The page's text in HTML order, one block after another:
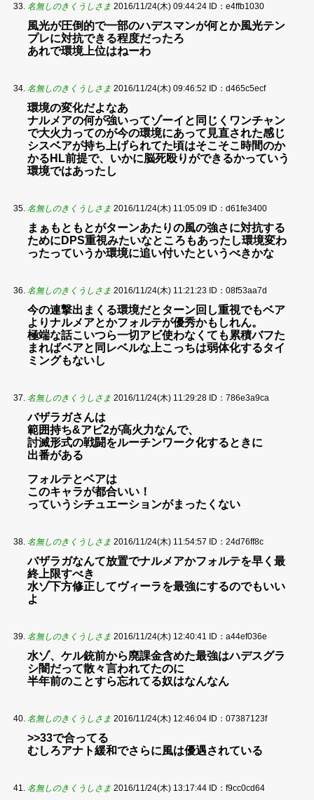
名無しのきくうしさま 2016/11/24(木) 09:44:24 ID：e4ffb1030
風光が圧倒的で一部のハデスマンが何とか風光テン
プレに対抗できる程度だったろ
あれで環境上位はねーわ
名無しのきくうしさま 2016/11/24(木) 09:46:52 ID：d465c5ecf
環境の変化だよなあ
ナルメアの何が強いってゾーイと同じくワンチャン
で大火力ってのが今の環境にあって見直された感じ
シスベアが持ち上げられてた頃はそこそこ時間のか
かるHL前提で、いかに脳死殴りができるかっていう
環境ではあったし
名無しのきくうしさま 2016/11/24(木) 11:05:09 ID：d61fe3400
まぁもともとがターンあたりの風の強さに対抗する
ためにDPS重視みたいなところもあったし環境変わ
ったっていうか環境に追い付いたというべきかな
名無しのきくうしさま 2016/11/24(木) 11:21:23 ID：08f53aa7d
今の連撃出まくる環境だとターン回し重視でもベア
よりナルメアとかフォルテが優秀かもしれん。
極端な話こいつら一切アビ使わなくても累積バフた
まればベアと同レベルな上こっちは弱体化するタイ
ミングもないし
名無しのきくうしさま 2016/11/24(木) 11:29:28 ID：786e3a9ca
バザラガさんは
範囲持ち&アビ2が高火力なんで、
討滅形式の戦闘をルーチンワーク化するときに
出番がある
フォルテとベアは
このキャラが都合いい！
っていうシチュエーションがまったくない
名無しのきくうしさま 2016/11/24(木) 11:54:57 ID：24d76ff8c
バザラガなんて放置でナルメアかフォルテを早く最
終上限すべき
水ゾ下方修正してヴィーラを最強にするのでもいい
よ
名無しのきくうしさま 2016/11/24(木) 12:40:41 ID：a44ef036e
水ゾ、ケル銃前から廃課金含めた最強はハデスグラ
シ闇だって散々言われてたのに
半年前のことすら忘れてる奴はなんなん
名無しのきくうしさま 2016/11/24(木) 12:46:04 ID：07387123f
>>33で合ってる
むしろアナト緩和でさらに風は優遇されている
名無しのきくうしさま 2016/11/24(木) 13:17:44 ID：f9cc0cd64